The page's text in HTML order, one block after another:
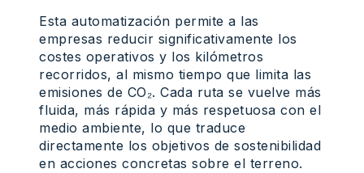
Esta automatización permite a las
empresas reducir significativamente los
costes operativos y los kilómetros
recorridos, al mismo tiempo que limita las
emisiones de CO₂. Cada ruta se vuelve más
fluida, más rápida y más respetuosa con el
medio ambiente, lo que traduce
directamente los objetivos de sostenibilidad
en acciones concretas sobre el terreno.